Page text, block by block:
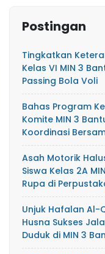
Postingan
Tingkatkan
Kelas VI MIN 3
Passing Bola Voli
Bahas Program
Komite MIN 3
Koordinasi
Asah Motorik
Siswa Kelas 2A
Rupa di
Unjuk Hafalan Al-
Husna Sukses
Duduk di MIN 3